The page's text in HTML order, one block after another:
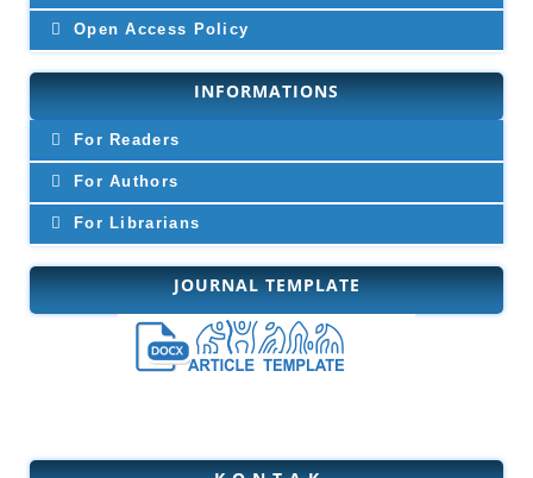
Open Access Policy
INFORMATIONS
For Readers
For Authors
For Librarians
JOURNAL TEMPLATE